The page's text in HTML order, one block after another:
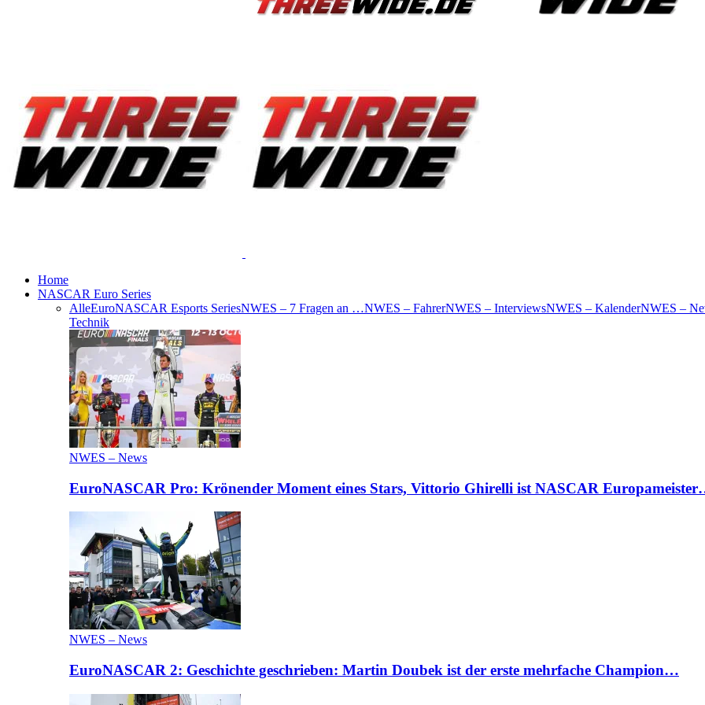
Home
NASCAR Euro Series
AlleEuroNASCAR Esports SeriesNWES – 7 Fragen an …NWES – FahrerNWES – InterviewsNWES – KalenderNWES –
Technik
NWES – News
EuroNASCAR Pro: Krönender Moment eines Stars, Vittorio Ghirelli ist NASCAR
NWES – News
EuroNASCAR 2: Geschichte geschrieben: Martin Doubek ist der erste mehrfache Champion…